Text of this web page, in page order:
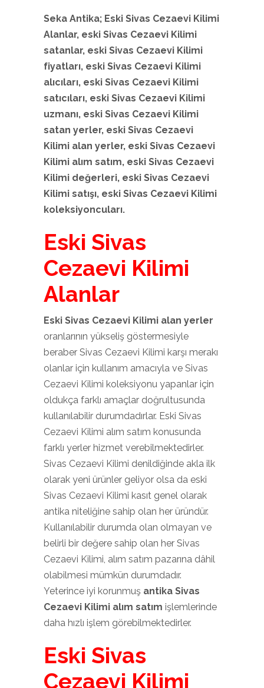
Seka Antika; Eski Sivas Cezaevi Kilimi
Alanlar, eski Sivas Cezaevi Kilimi
satanlar, eski Sivas Cezaevi Kilimi
fiyatları, eski Sivas Cezaevi Kilimi
alıcıları, eski Sivas Cezaevi Kilimi
satıcıları, eski Sivas Cezaevi Kilimi
uzmanı, eski Sivas Cezaevi Kilimi
satan yerler, eski Sivas Cezaevi
Kilimi alan yerler, eski Sivas Cezaevi
Kilimi alım satım, eski Sivas Cezaevi
Kilimi değerleri, eski Sivas Cezaevi
Kilimi satışı, eski Sivas Cezaevi Kilimi
koleksiyoncuları.
Eski Sivas
Cezaevi Kilimi
Alanlar
Eski Sivas Cezaevi Kilimi alan yerler
oranlarının yükseliş göstermesiyle
beraber Sivas Cezaevi Kilimi karşı merakı
olanlar için kullanım amacıyla ve Sivas
Cezaevi Kilimi koleksiyonu yapanlar için
oldukça farklı amaçlar doğrultusunda
kullanılabilir durumdadırlar. Eski Sivas
Cezaevi Kilimi alım satım konusunda
farklı yerler hizmet verebilmektedirler.
Sivas Cezaevi Kilimi denildiğinde akla ilk
olarak yeni ürünler geliyor olsa da eski
Sivas Cezaevi Kilimi kasıt genel olarak
antika niteliğine sahip olan her üründür.
Kullanılabilir durumda olan olmayan ve
belirli bir değere sahip olan her Sivas
Cezaevi Kilimi, alım satım pazarına dâhil
olabilmesi mümkün durumdadır.
Yeterince iyi korunmuş antika Sivas
Cezaevi Kilimi alım satım işlemlerinde
daha hızlı işlem görebilmektedirler.
Eski Sivas
Cezaevi Kilimi